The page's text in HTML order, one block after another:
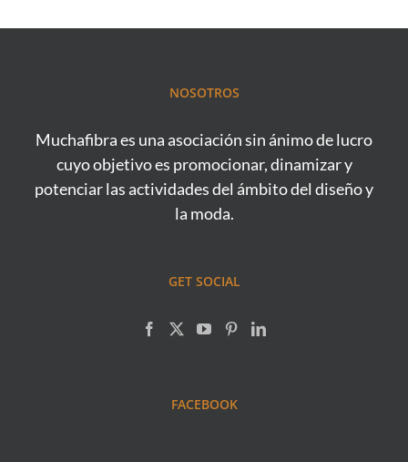
NOSOTROS
Muchafibra es una asociación sin ánimo de lucro
cuyo objetivo es promocionar, dinamizar y
potenciar las actividades del ámbito del diseño y
la moda.
GET SOCIAL
FACEBOOK